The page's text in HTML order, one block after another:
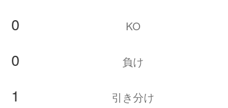
0 KO
0
負け
1
引き分け